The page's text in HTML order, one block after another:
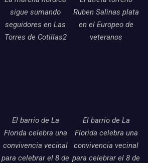
sigue sumando
seguidores en Las
Torres de Cotillas2
Ruben Salinas plata
en el Europeo de
veteranos
El barrio de La
Florida celebra una
convivencia vecinal
para celebrar el 8 de
El barrio de La
Florida celebra una
convivencia vecinal
para celebrar el 8 de